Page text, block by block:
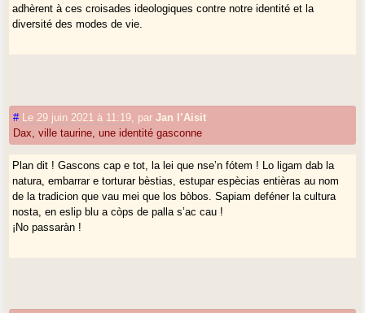
adhèrent à ces croisades ideologiques contre notre identité et la
diversité des modes de vie.
# Le 29 juin 2021 à 11:19 parJan l’Aisit
Dax, ville taurine, une identité gasconne
Plan dit ! Gascons cap e tot, la lei que nse’n fótem ! Lo ligam dab la
natura, embarrar e torturar bèstias, estupar espècias entièras au nom
de la tradicion que vau mei que los bòbos. Sapiam deféner la cultura
nosta, en eslip blu a còps de palla s’ac cau !
¡No passaràn !